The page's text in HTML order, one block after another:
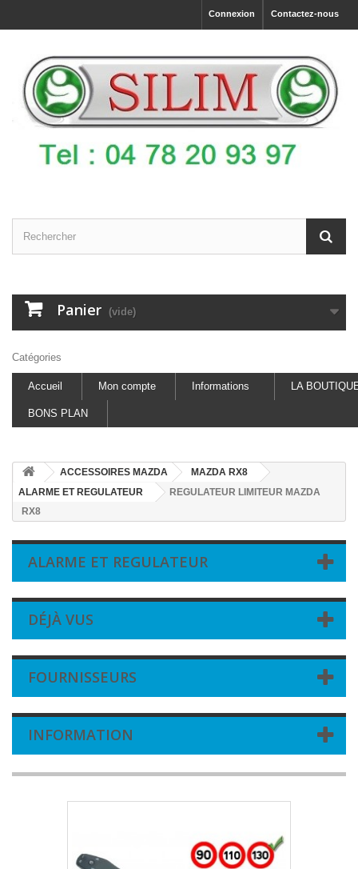
Contactez-nous
Connexion
Panier (vide)
Catégories
Accueil Mon compte Informations LA
BONS PLAN
ACCESSOIRES MAZDA
MAZDA RX8
ALARME ET REGULATEUR
REGULATEUR LIMITEUR MAZDA
RX8
ALARME ET REGULATEUR
DÉJÀ VUS
FOURNISSEURS
INFORMATION